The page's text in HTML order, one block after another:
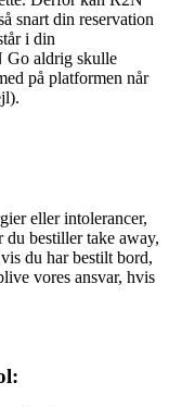
snart din reservation
i din
Go aldrig skulle
på platformen når
eller intolerancer,
du bestiller take away,
du har bestilt bord,
vores ansvar, hvis